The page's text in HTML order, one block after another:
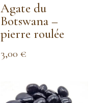
Agate du
Botswana –
pierre roulée
3,00€